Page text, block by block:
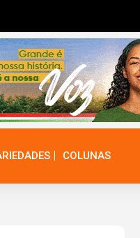
COLUNAS